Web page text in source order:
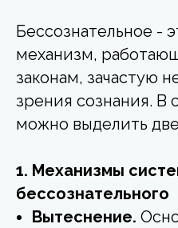
Бессознательное -
механизм,
законам, зачастую
зрения сознания. В
можно выделить
1. Механизмы
бессознательного
Вытеснение.